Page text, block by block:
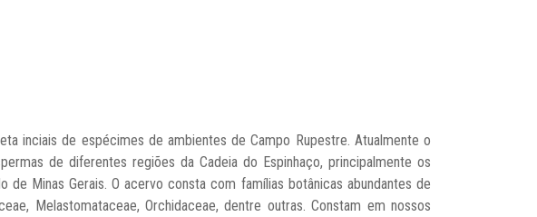
inciais de espécimes de ambientes de Campo Rupestre. Atualmente o
de diferentes regiões da Cadeia do Espinhaço, principalmente os
Minas Gerais. O acervo consta com famílias botânicas abundantes de
Melastomataceae, Orchidaceae, dentre outras. Constam em nossos